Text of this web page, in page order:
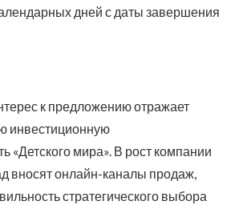
дней с даты завершения
к предложению отражает
инвестиционную
«Детского мира». В рост компании
вносят онлайн-каналы продаж,
стратегического выбора